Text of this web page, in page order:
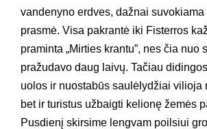
vandenyno erdves, dažnai
prasmė. Visa pakrantė iki Fisterros
praminta „Mirties krantu”, nes čia nuo
pražudavo daug laivų. Tačiau
uolos ir nuostabūs saulėlydžiai vilioja
bet ir turistus užbaigti kelionę žemės
Pusdienį skirsime lengvam poilsiui